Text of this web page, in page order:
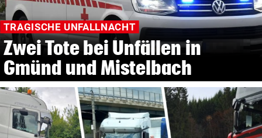
TRAGISCHE UNFALLNACHT
Zwei Tote bei Unfällen in
Gmünd und Mistelbach